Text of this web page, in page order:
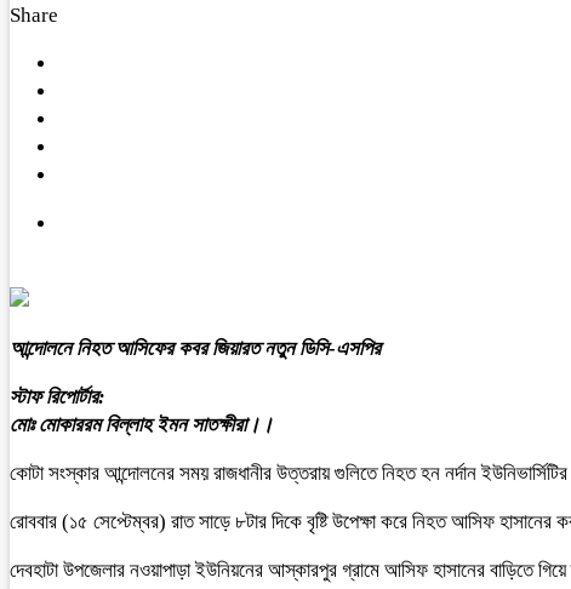
Share
আন্দোলনে নিহত আসিফের কবর জিয়ারত নতুন ডিসি-এসপির
স্টাফ রিপোর্টার:
মোঃ মোকাররম বিল্লাহ ইমন সাতক্ষীরা।।
কোটা সংস্কার আন্দোলনের সময় রাজধানীর উত্তরায় গুলিতে নিহত হন নর্দান ইউনিভার্সিটির
রোববার (১৫ সেপ্টেম্বর) রাত সাড়ে ৮টার দিকে বৃষ্টি উপেক্ষা করে নিহত আসিফ
দেবহাটা উপজেলার নওয়াপাড়া ইউনিয়নের আস্কারপুর গ্রামে আসিফ হাসানের বাড়িতে